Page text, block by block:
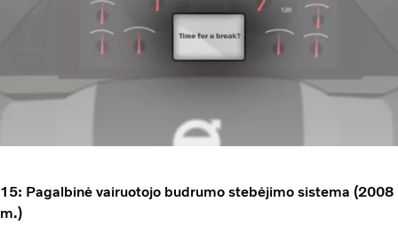
15: Pagalbinė vairuotojo budrumo stebėjimo sistema (2008
m.)